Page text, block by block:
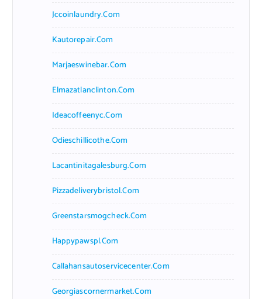
Jccoinlaundry.com
Kautorepair.com
Marjaeswinebar.com
Elmazatlanclinton.com
Ideacoffeenyc.com
Odieschillicothe.com
Lacantinitagalesburg.com
Pizzadeliverybristol.com
Greenstarsmogcheck.com
Happypawspl.com
Callahansautoservicecenter.com
Georgiascornermarket.com